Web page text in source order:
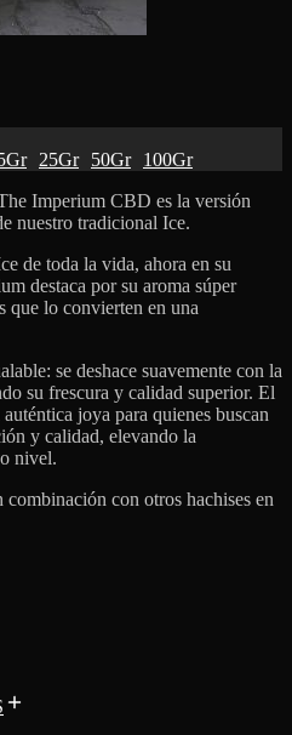
25Gr 50Gr
100Gr
Imperium CBD es la versión
nuestro tradicional Ice.
de toda la vida, ahora en su
destaca por su aroma súper
que lo convierten en una
se deshace suavemente con la
su frescura y calidad superior. El
joya para quienes buscan
y calidad, elevando la
nivel.
con otros hachises en